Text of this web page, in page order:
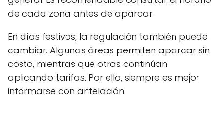
de cada zona antes de aparcar.
En días festivos, la regulación también puede
cambiar. Algunas áreas permiten aparcar sin
costo, mientras que otras continúan
aplicando tarifas. Por ello, siempre es mejor
informarse con antelación.